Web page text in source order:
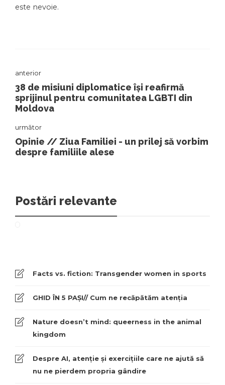
este nevoie.
anterior
38 de misiuni diplomatice își reafirmă
sprijinul pentru comunitatea LGBTI din
Moldova
următor
Opinie // Ziua Familiei - un prilej să vorbim
despre familiile alese
Postări relevante
Facts vs. fiction: Transgender women in sports
GHID ÎN 5 PAȘI// Cum ne recăpătăm atenția
Nature doesn’t mind: queerness in the animal
kingdom
Despre AI, atenție și exercițiile care ne ajută să
nu ne pierdem propria gândire